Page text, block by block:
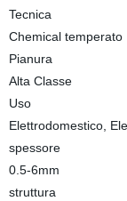
Tecnica
Chemical temperato
Pianura
Alta Classe
Uso
Elettrodomestico,
spessore
0.5-6mm
struttura